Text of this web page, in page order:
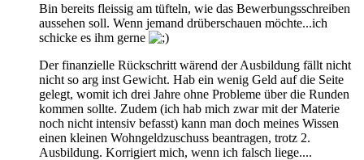
Bin bereits fleissig am tüfteln, wie das Bewerbungsschreiben
aussehen soll. Wenn jemand drüberschauen möchte...ich
schicke es ihm gerne
Der finanzielle Rückschritt wärend der Ausbildung fällt nicht
nicht so arg inst Gewicht. Hab ein wenig Geld auf die Seite
gelegt, womit ich drei Jahre ohne Probleme über die Runden
kommen sollte. Zudem (ich hab mich zwar mit der Materie
noch nicht intensiv befasst) kann man doch meines Wissen
einen kleinen Wohngeldzuschuss beantragen, trotz 2.
Ausbildung. Korrigiert mich, wenn ich falsch liege....